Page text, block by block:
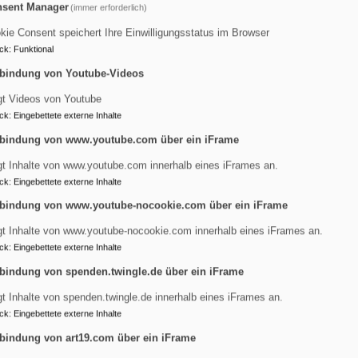
Was wir heute erleben, ist morgen Erinnerung; Wichtiges
einen Schatz, den es zu bewahren gilt. Das gilt auch für
Konfirmation, von Eheschließung, Taufen, besonderen
besondere Erlebnisse – fröhliche oder bewegende - mit der
der Gemeinde oder einzelnen Personen, die Sie in einigen
Pfarrer Ruckdeschel, was zu unseren Pfarrern Sondermann,
Erinnerungen vor dem Vergessen bewahren, in eine
Als der Arbeitskreis Tennenlohe im Heimat- und
seine Geschichte der letzten 50 Jahre auf die Suche nach
Manager(immer erforderlich)
Consent speichert Ihre Einwilligungsstatus im Browser
: Funktional
von Youtube-Videos
Videos von Youtube
: Eingebettete externe Inhalte
von www.youtube.com über ein iFrame
Inhalte von www.youtube.com innerhalb eines iFrames an.
: Eingebettete externe Inhalte
von www.youtube-nocookie.com über ein iFrame
Inhalte von www.youtube-nocookie.com innerhalb eines iFrames an.
: Eingebettete externe Inhalte
von spenden.twingle.de über ein iFrame
Inhalte von spenden.twingle.de innerhalb eines iFrames an.
: Eingebettete externe Inhalte
von art19.com über ein iFrame